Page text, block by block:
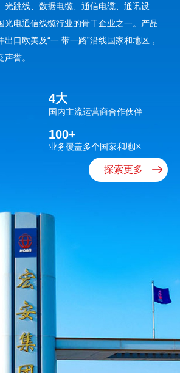
光跳线、数据电缆、通信电缆、通讯设
光电通信线缆行业的骨干企业之一。产品
口欧美及“一 带一路”沿线国家和地区，
誉。
，旗下拥有威海长和光导科技、威海威信
宏安通信电缆、合肥邦诺科技等多家全
家级博士后科研工作站、国家认可CNAS
技术中心和省级工程实验室，并设有多个
程实验室、工程技术研究中心和工业设计
施科技创新、人才开发和外向带动三大战
航企业发展，通过引进先进生产设备来消
优质、稳定的产品和服务。
4大
国内主流运营商合作伙伴
100+
业务覆盖多个国家和地区
探索更多